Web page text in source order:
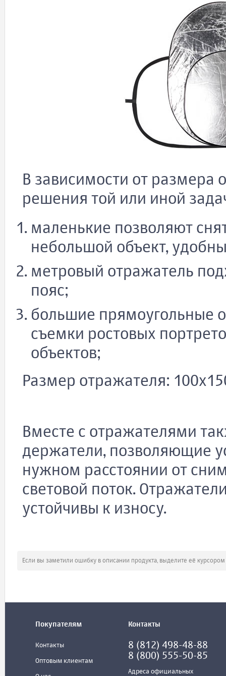
В зависимости от размера
решения той или иной
маленькие позволяют
небольшой объект,
метровый отражатель
пояс;
большие прямоугольные
съемки ростовых
объектов;
Размер отражателя:
Вместе с отражателями
держатели, позволяющие
нужном расстоянии от
световой поток.
устойчивы к износу.
Если вы заметили ошибку в описании продукта, выделите её
Покупателям
Контакты
Оптовым клиентам
Контакты
8 (812) 498-48-88
8 (800) 555-50-85
Адреса официальных